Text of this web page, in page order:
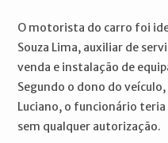
O motorista do carro foi
Souza Lima, auxiliar de
venda e instalação de
Segundo o dono do
Luciano, o funcionário
sem qualquer autorização.